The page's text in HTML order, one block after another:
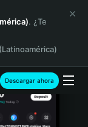
. ¿Te
Descargar ahora